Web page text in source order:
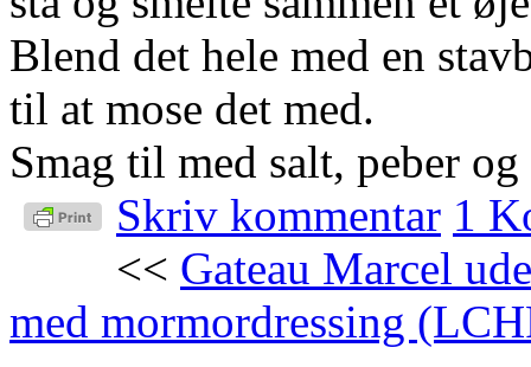
Blend det hele med en
til at mose det med.
Smag til med salt, peber
Skriv kommentar 1
<< Gateau Marcel
med mormordressing